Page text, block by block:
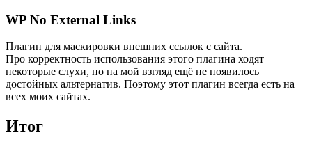
WP No External Links
Плагин для маскировки внешних ссылок с сайта.
Про корректность использования этого плагина ходят
некоторые слухи, но на мой взгляд ещё не появилось
достойных альтернатив. Поэтому этот плагин всегда есть на
всех моих сайтах.
Итог